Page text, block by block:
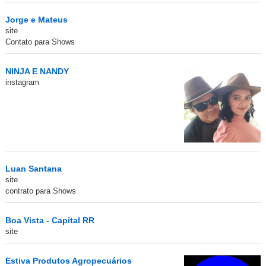
Jorge e Mateus
site
Contato para Shows
NINJA E NANDY
instagram
Luan Santana
site
contrato para Shows
Boa Vista - Capital RR
site
Estiva Produtos Agropecuários